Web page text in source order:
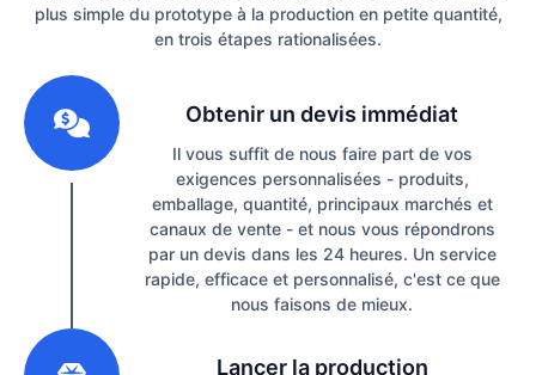
plus simple du prototype à la production en petite quantité,
en trois étapes rationalisées.
Obtenir un devis immédiat
Il vous suffit de nous faire part de vos
exigences personnalisées - produits,
emballage, quantité, principaux marchés et
canaux de vente - et nous vous répondrons
par un devis dans les 24 heures. Un service
rapide, efficace et personnalisé, c'est ce que
nous faisons de mieux.
Lancer la production